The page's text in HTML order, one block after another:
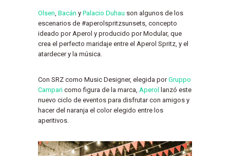
Olsen Bacán y Palacio Duhau son algunos de los
escenarios de #aperolspritzsunsets, concepto
ideado por Aperol y producido por Modular, que
crea el perfecto maridaje entre el Aperol Spritz, y el
atardecer y la música.
Con SRZ como Music Designer, elegida porGruppo
Campari como figura de la marca, Aperol lanzó este
nuevo ciclo de eventos para disfrutar con amigos y
hacer del naranja el color elegido entre los
aperitivos.